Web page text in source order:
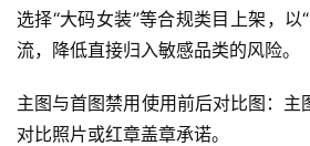
选择“大码女装”等合规类目上架，以
流，降低直接归入敏感品类的风险。
主图与首图禁用使用前后对比图：主
对比照片或红章盖章承诺。